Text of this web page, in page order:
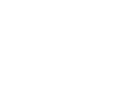
Ketika individu
dan negara
adil, maka praktik judi
masyarakat akan